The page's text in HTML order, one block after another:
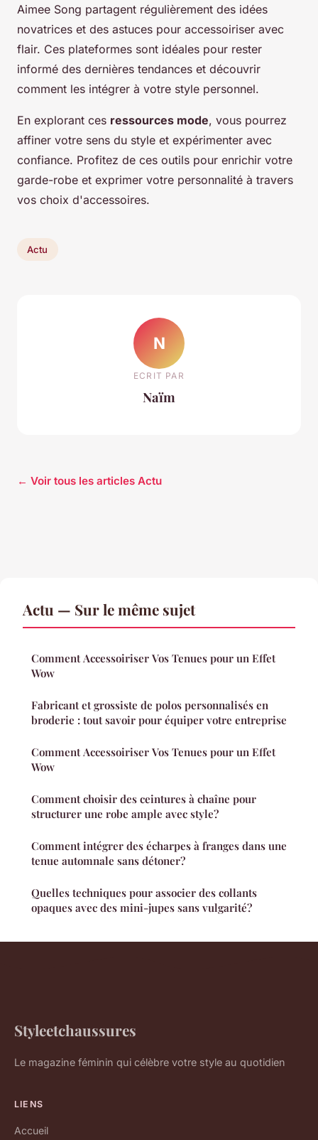
Aimee Song partagent régulièrement des idées
novatrices et des astuces pour accessoiriser avec
flair. Ces plateformes sont idéales pour rester
informé des dernières tendances et découvrir
comment les intégrer à votre style personnel.
En explorant ces ressources mode, vous pourrez
affiner votre sens du style et expérimenter avec
confiance. Profitez de ces outils pour enrichir votre
garde-robe et exprimer votre personnalité à travers
vos choix d'accessoires.
Actu
N
ECRIT PAR
Naïm
← Voir tous les articles Actu
Actu — Sur le même sujet
Comment Accessoiriser Vos Tenues pour un Effet
Wow
Fabricant et grossiste de polos personnalisés en
broderie : tout savoir pour équiper votre entreprise
Comment Accessoiriser Vos Tenues pour un Effet
Wow
Comment choisir des ceintures à chaîne pour
structurer une robe ample avec style?
Comment intégrer des écharpes à franges dans une
tenue automnale sans détoner?
Quelles techniques pour associer des collants
opaques avec des mini-jupes sans vulgarité?
Styleetchaussures
Le magazine féminin qui célèbre votre style au quotidien
LIENS
Accueil